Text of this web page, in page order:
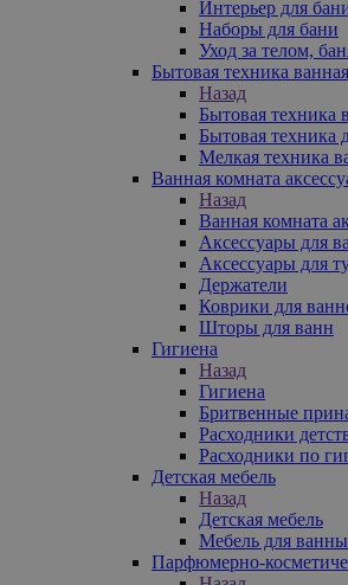
Интерьер для
Наборы для бани
Уход за телом,
Бытовая техника ванная
Назад
Бытовая техника
Бытовая техника
Мелкая техника
Ванная комната
Назад
Ванная комната
Аксессуары для
Аксессуары для
Держатели
Коврики для
Шторы для ванн
Гигиена
Назад
Гигиена
Бритвенные
Расходники
Расходники по
Детская мебель
Назад
Детская мебель
Мебель для ванны
Парфюмерно-